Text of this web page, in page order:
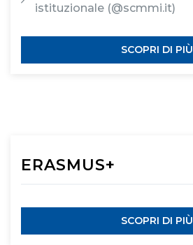
istituzionale (@scmmi.it)
SCOPRI DI PIÙ
ERASMUS+
SCOPRI DI PIÙ